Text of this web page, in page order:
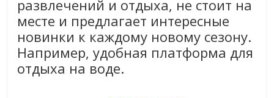
развлечений и отдыха, не стоит на
месте и предлагает интересные
новинки к каждому новому сезону.
Например, удобная платформа для
отдыха на воде.